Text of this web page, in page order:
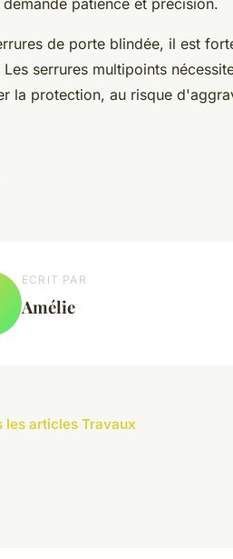
patience et précision.
de porte blindée, il est
serrures multipoints
la protection, au risque
ECRIT PAR
Amélie
les articles Travaux